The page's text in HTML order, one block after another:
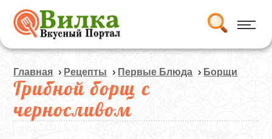
Главная › Рецепты › Первые Блюда › Борщи
Грибной борщ с
черносливом